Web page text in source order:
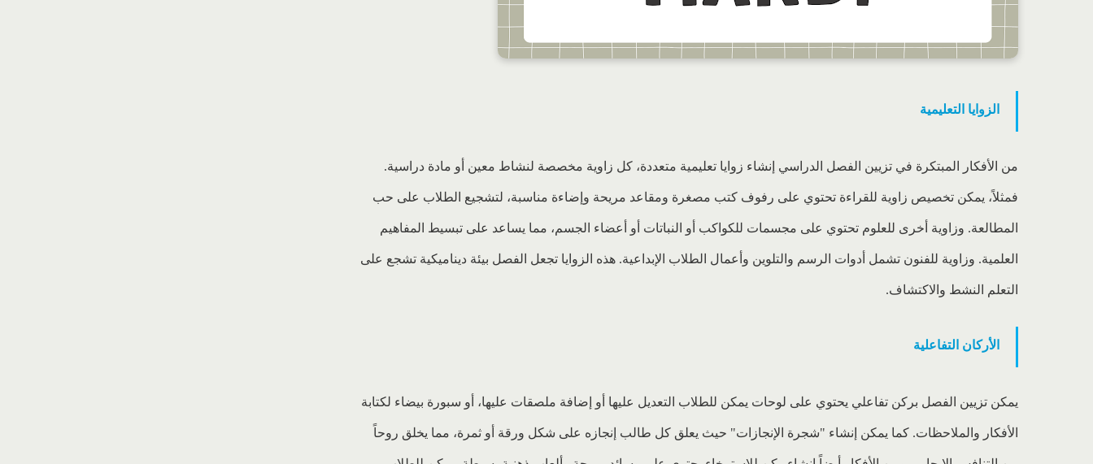
الزوايا التعليمية
من الأفكار المبتكرة في تزيين الفصل الدراسي إنشاء زوايا تعليمية متعددة، كل زاوية مخصصة لنشاط معين أو مادة دراسية.
فمثلاً، يمكن تخصيص زاوية للقراءة تحتوي على رفوف كتب مصغرة ومقاعد مريحة وإضاءة مناسبة، لتشجيع الطلاب على حب
المطالعة. وزاوية أخرى للعلوم تحتوي على مجسمات للكواكب أو النباتات أو أعضاء الجسم، مما يساعد على تبسيط المفاهيم
العلمية. وزاوية للفنون تشمل أدوات الرسم والتلوين وأعمال الطلاب الإبداعية. هذه الزوايا تجعل الفصل بيئة ديناميكية تشجع على
التعلم النشط والاكتشاف.
الأركان التفاعلية
يمكن تزيين الفصل بركن تفاعلي يحتوي على لوحات يمكن للطلاب التعديل عليها أو إضافة ملصقات عليها، أو سبورة بيضاء لكتابة
الأفكار والملاحظات. كما يمكن إنشاء "شجرة الإنجازات" حيث يعلق كل طالب إنجازه على شكل ورقة أو ثمرة، مما يخلق روحاً